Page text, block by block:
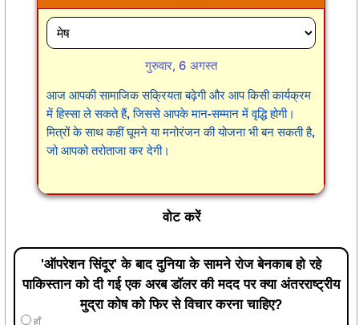
गुरुवार, 6 अगस्त
आज आपकी सामाजिक सक्रियता बढ़ेगी और आप किसी कार्यक्रम
में हिस्सा ले सकते हैं, जिससे आपके मान-सम्मान में वृद्धि होगी।
मित्रों के साथ कहीं घूमने या मनोरंजन की योजना भी बन सकती है,
जो आपको तरोताजा कर देगी।
वोट करें
'ऑपरेशन सिंदूर' के बाद दुनिया के सामने रोज बेनकाब हो रहे
पाकिस्तान को दी गई एक अरब डॉलर की मदद पर क्या अंतरराष्ट्रीय
मुद्रा कोष को फिर से विचार करना चाहिए?
हाँ